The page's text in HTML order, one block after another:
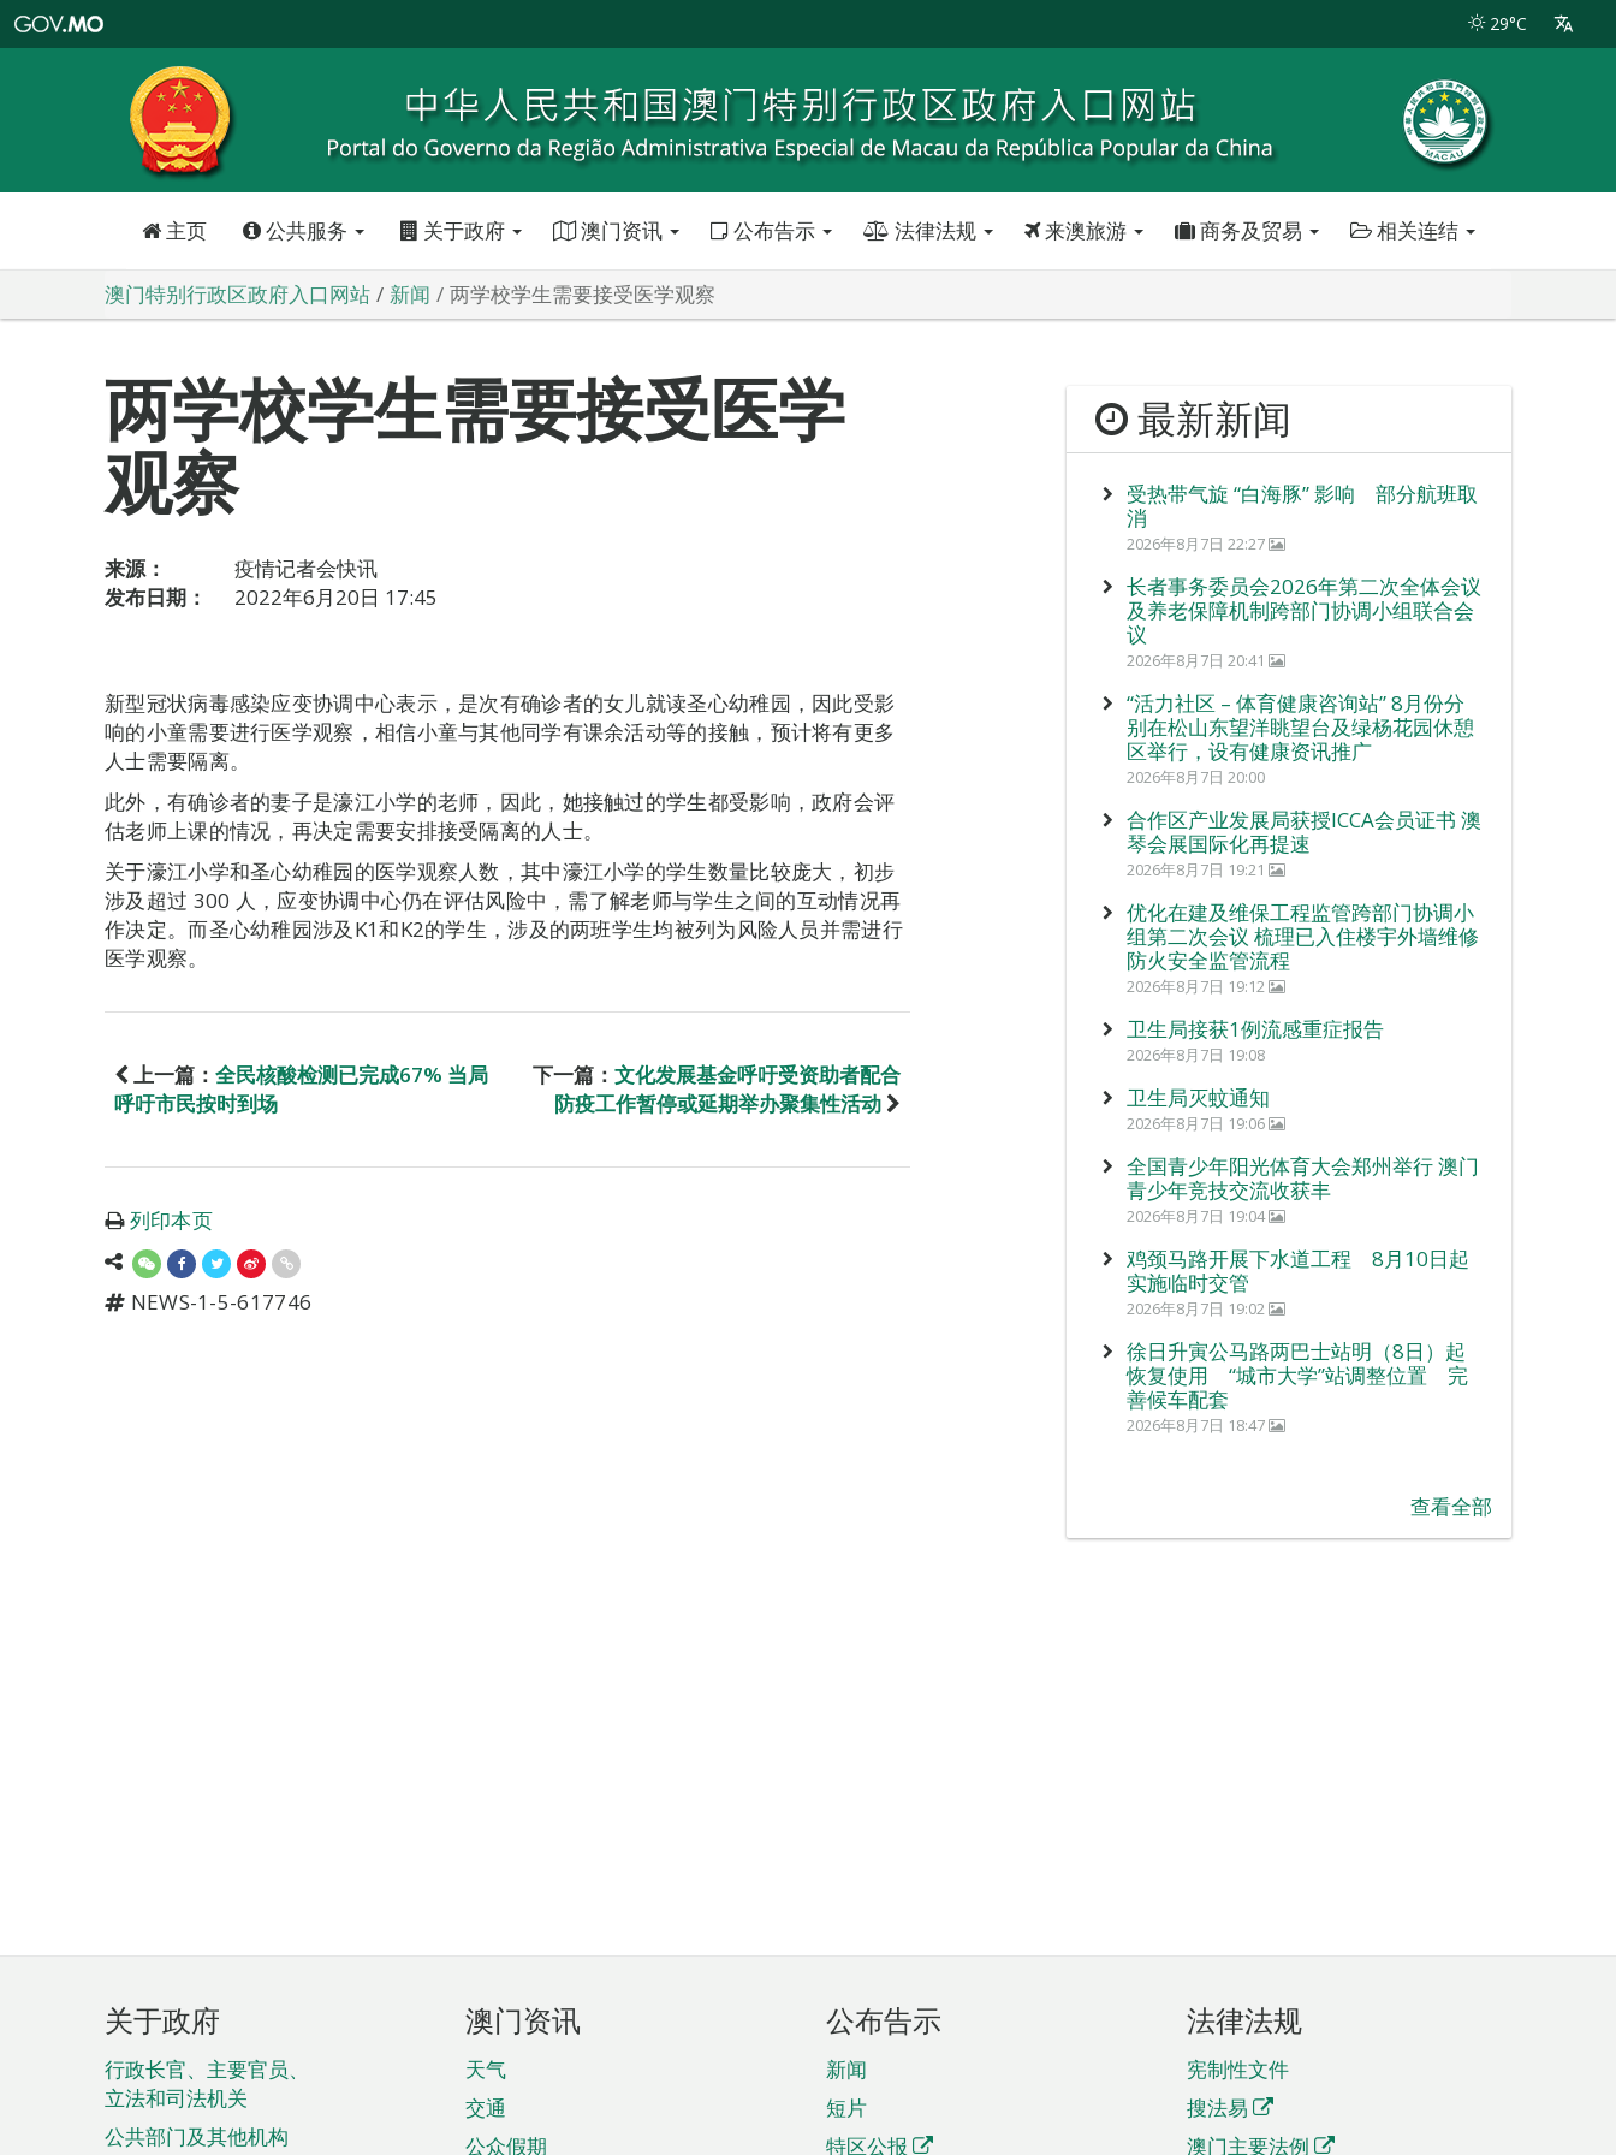
特
政
区
政
口
29°C
主页 公共服务 关于政府 澳门资讯 公布告示 法律法规 来澳旅游 商务及贸易 相关连结
澳门特别行政区政府入口网站 新闻 两学校学生需要接受医学观察
两学校学生需要接受医学
观察
来源：
疫情记者会快讯
发布日期：
2022年6月20日 17:45
新型冠状病毒感染应变协调中心表示，是次有确诊者的女儿就读圣心幼稚园，因此受影
响的小童需要进行医学观察，相信小童与其他同学有课余活动等的接触，预计将有更多
人士需要隔离。
此外，有确诊者的妻子是濠江小学的老师，因此，她接触过的学生都受影响，政府会评
估老师上课的情况，再决定需要安排接受隔离的人士。
关于濠江小学和圣心幼稚园的医学观察人数，其中濠江小学的学生数量比较庞大，初步
涉及超过 300 人，应变协调中心仍在评估风险中，需了解老师与学生之间的互动情况再
作决定。而圣心幼稚园涉及K1和K2的学生，涉及的两班学生均被列为风险人员并需进行
医学观察。
上一篇： 全民核酸检测已完成67% 当局
呼吁市民按时到场
下一篇： 文化发展基金呼吁受资助者配合
防疫工作暂停或延期举办聚集性活动
列印本页
NEWS-1-5-617746
最新新闻
受热带气旋 “白海豚” 影响 部分航班取
消
2026年8月7日 22:27
长者事务委员会2026年第二次全体会议
及养老保障机制跨部门协调小组联合会
议
2026年8月7日 20:41
“活力社区 – 体育健康咨询站” 8月份分
别在松山东望洋眺望台及绿杨花园休憩
区举行，设有健康资讯推广
2026年8月7日 20:00
合作区产业发展局获授ICCA会员证书 澳
琴会展国际化再提速
2026年8月7日 19:21
优化在建及维保工程监管跨部门协调小
组第二次会议 梳理已入住楼宇外墙维修
防火安全监管流程
2026年8月7日 19:12
卫生局接获1例流感重症报告
2026年8月7日 19:08
卫生局灭蚊通知
2026年8月7日 19:06
全国青少年阳光体育大会郑州举行 澳门
青少年竞技交流收获丰
2026年8月7日 19:04
鸡颈马路开展下水道工程 8月10日起
实施临时交管
2026年8月7日 19:02
徐日升寅公马路两巴士站明（8日）起
恢复使用 “城市大学”站调整位置 完
善候车配套
2026年8月7日 18:47
查看全部
页
脚
菜
单
关于政府
行政长官、主要官员、
立法和司法机关
公共部门及其他机构
澳门资讯
天气
交通
公众假期
公布告示
新闻
短片
特区公报
法律法规
宪制性文件
搜法易
澳门主要法例